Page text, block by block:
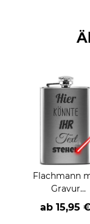
Flachmann
Gravur
Wunschtext
ab 15,95